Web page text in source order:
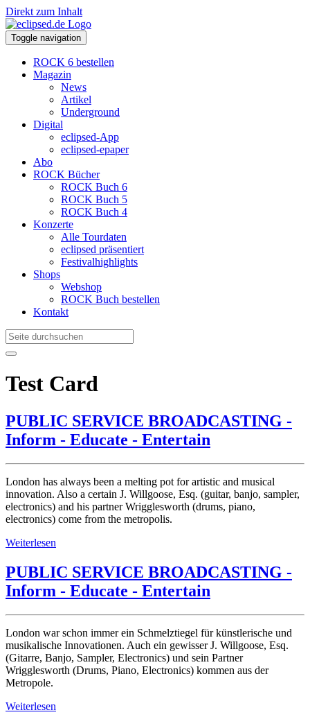
Direkt zum Inhalt
Toggle navigation
ROCK 6 bestellen
Magazin
News
Artikel
Underground
Digital
eclipsed-App
eclipsed-epaper
Abo
ROCK Bücher
ROCK Buch 6
ROCK Buch 5
ROCK Buch 4
Konzerte
Alle Tourdaten
eclipsed präsentiert
Festivalhighlights
Shops
Webshop
ROCK Buch bestellen
Kontakt
Test Card
PUBLIC SERVICE BROADCASTING -
Inform - Educate - Entertain
London has always been a melting pot for artistic and musical
innovation. Also a certain J. Willgoose, Esq. (guitar, banjo, sampler,
electronics) and his partner Wrigglesworth (drums, piano,
electronics) come from the metropolis.
Weiterlesen
PUBLIC SERVICE BROADCASTING -
Inform - Educate - Entertain
London war schon immer ein Schmelztiegel für künstlerische und
musikalische Innovationen. Auch ein gewisser J. Willgoose, Esq.
(Gitarre, Banjo, Sampler, Electronics) und sein Partner
Wrigglesworth (Drums, Piano, Electronics) kommen aus der
Metropole.
Weiterlesen